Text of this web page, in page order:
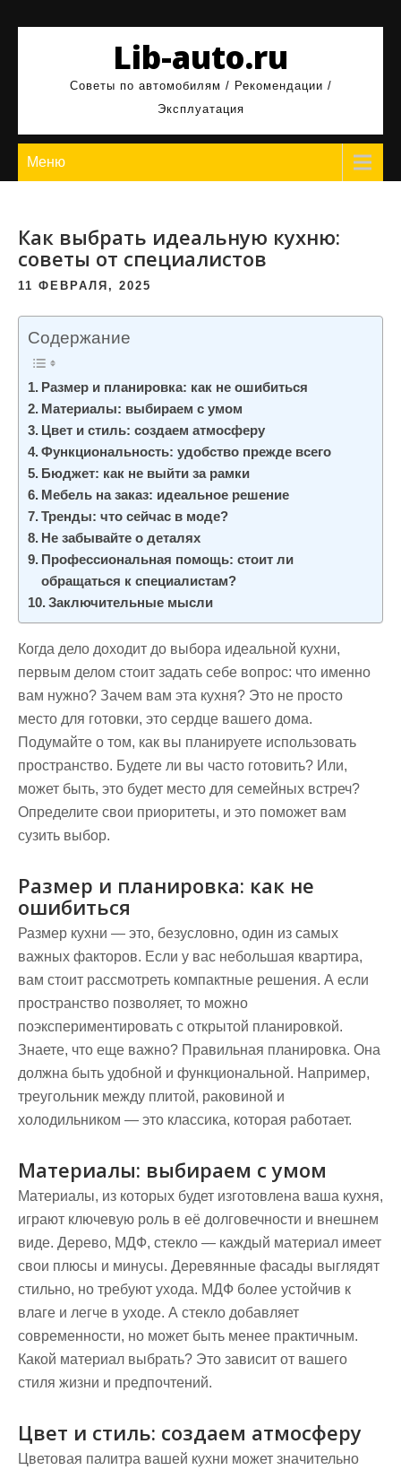
Lib-auto.ru
Советы по автомобилям / Рекомендации /
Эксплуатация
Меню
Как выбрать идеальную кухню:
советы от специалистов
11 ФЕВРАЛЯ, 2025
Содержание
Размер и планировка: как не ошибиться
Материалы: выбираем с умом
Цвет и стиль: создаем атмосферу
Функциональность: удобство прежде всего
Бюджет: как не выйти за рамки
Мебель на заказ: идеальное решение
Тренды: что сейчас в моде?
Не забывайте о деталях
Профессиональная помощь: стоит ли
обращаться к специалистам?
Заключительные мысли
Когда дело доходит до выбора идеальной кухни,
первым делом стоит задать себе вопрос: что именно
вам нужно? Зачем вам эта кухня? Это не просто
место для готовки, это сердце вашего дома.
Подумайте о том, как вы планируете использовать
пространство. Будете ли вы часто готовить? Или,
может быть, это будет место для семейных встреч?
Определите свои приоритеты, и это поможет вам
сузить выбор.
Размер и планировка: как не
ошибиться
Размер кухни — это, безусловно, один из самых
важных факторов. Если у вас небольшая квартира,
вам стоит рассмотреть компактные решения. А если
пространство позволяет, то можно
поэкспериментировать с открытой планировкой.
Знаете, что еще важно? Правильная планировка. Она
должна быть удобной и функциональной. Например,
треугольник между плитой, раковиной и
холодильником — это классика, которая работает.
Материалы: выбираем с умом
Материалы, из которых будет изготовлена ваша кухня,
играют ключевую роль в её долговечности и внешнем
виде. Дерево, МДФ, стекло — каждый материал имеет
свои плюсы и минусы. Деревянные фасады выглядят
стильно, но требуют ухода. МДФ более устойчив к
влаге и легче в уходе. А стекло добавляет
современности, но может быть менее практичным.
Какой материал выбрать? Это зависит от вашего
стиля жизни и предпочтений.
Цвет и стиль: создаем атмосферу
Цветовая палитра вашей кухни может значительно